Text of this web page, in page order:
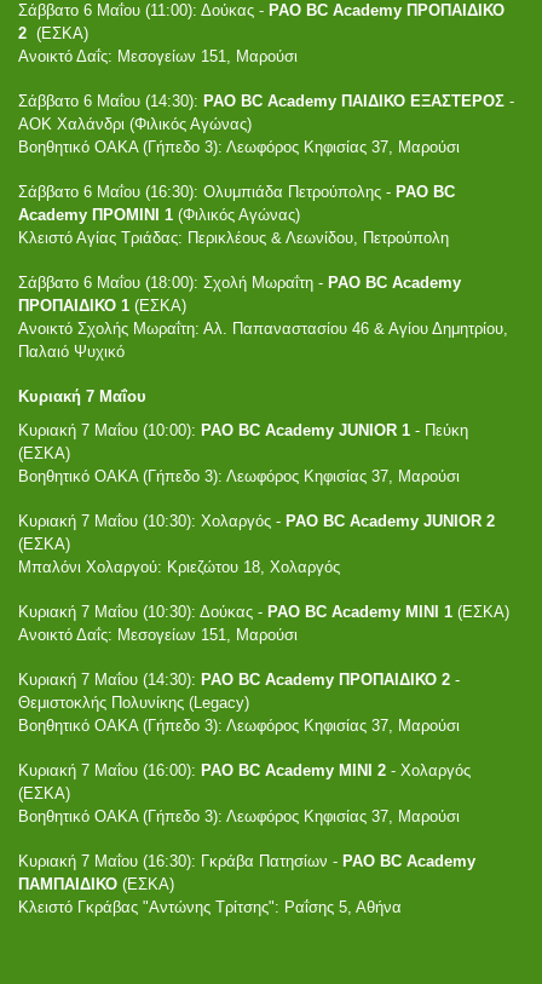
Σάββατο 6 Μαΐου (11:00): Δούκας - PAO BC Academy ΠΡΟΠΑΙΔΙΚΟ
2 (ΕΣΚΑ)
Ανοικτό Δαΐς: Μεσογείων 151, Μαρούσι
Σάββατο 6 Μαΐου (14:30): PAO BC Academy ΠΑΙΔΙΚΟ ΕΞΑΣΤΕΡΟΣ -
ΑΟΚ Χαλάνδρι (Φιλικός Αγώνας)
Βοηθητικό ΟΑΚΑ (Γήπεδο 3): Λεωφόρος Κηφισίας 37, Μαρούσι
Σάββατο 6 Μαΐου (16:30): Ολυμπιάδα Πετρούπολης - PAO BC
Academy ΠΡΟΜΙΝΙ 1 (Φιλικός Αγώνας)
Κλειστό Αγίας Τριάδας: Περικλέους & Λεωνίδου, Πετρούπολη
Σάββατο 6 Μαΐου (18:00): Σχολή Μωραΐτη - PAO BC Academy
ΠΡΟΠΑΙΔΙΚΟ 1 (ΕΣΚΑ)
Ανοικτό Σχολής Μωραΐτη: Αλ. Παπαναστασίου 46 & Αγίου Δημητρίου,
Παλαιό Ψυχικό
Κυριακή 7 Μαΐου
Κυριακή 7 Μαΐου (10:00): PAO BC Academy JUNIOR 1 - Πεύκη
(ΕΣΚΑ)
Βοηθητικό ΟΑΚΑ (Γήπεδο 3): Λεωφόρος Κηφισίας 37, Μαρούσι
Κυριακή 7 Μαΐου (10:30): Χολαργός - PAO BC Academy JUNIOR 2
(ΕΣΚΑ)
Μπαλόνι Χολαργού: Κριεζώτου 18, Χολαργός
Κυριακή 7 Μαΐου (10:30): Δούκας - PAO BC Academy MINI 1 (ΕΣΚΑ)
Ανοικτό Δαΐς: Μεσογείων 151, Μαρούσι
Κυριακή 7 Μαΐου (14:30): PAO BC Academy ΠΡΟΠΑΙΔΙΚΟ 2 -
Θεμιστοκλής Πολυνίκης (Legacy)
Βοηθητικό ΟΑΚΑ (Γήπεδο 3): Λεωφόρος Κηφισίας 37, Μαρούσι
Κυριακή 7 Μαΐου (16:00): PAO BC Academy ΜΙΝΙ 2 - Χολαργός
(ΕΣΚΑ)
Βοηθητικό ΟΑΚΑ (Γήπεδο 3): Λεωφόρος Κηφισίας 37, Μαρούσι
Κυριακή 7 Μαΐου (16:30): Γκράβα Πατησίων - PAO BC Academy
ΠΑΜΠΑΙΔΙΚΟ (ΕΣΚΑ)
Κλειστό Γκράβας "Αντώνης Τρίτσης": Ραΐσης 5, Αθήνα